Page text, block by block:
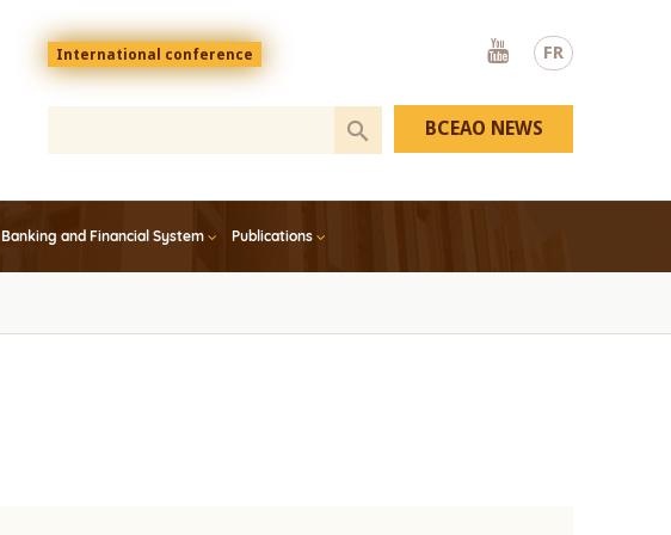
FR
Menu
top
En
International conference
Youtube
Banking and Financial System Publications
BCEAO NEWS